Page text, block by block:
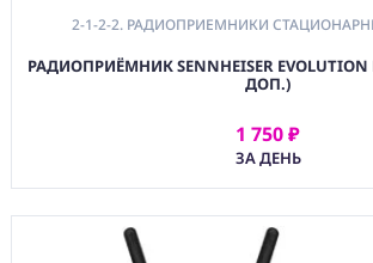
МАТЕРИАЛЫ
Аренда
2-1-2-2. РАДИОПРИЕМНИКИ
РАДИОПРИЁМНИК SENNHEISER EVOLUTION
ДОП.)
1 750 ₽
ЗА ДЕНЬ
АРЕНДОВАТЬ